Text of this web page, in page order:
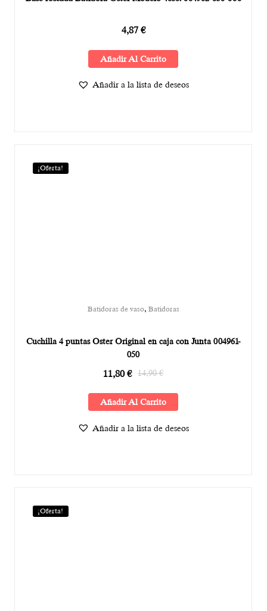
4,87 €
Añadir Al Carrito
Añadir a la lista de deseos
¡Oferta!
Batidoras de vaso, Batidoras
Cuchilla 4 puntas Oster Original en caja con Junta 004961-
050
14,90€
11,80€
Añadir Al Carrito
Añadir a la lista de deseos
¡Oferta!